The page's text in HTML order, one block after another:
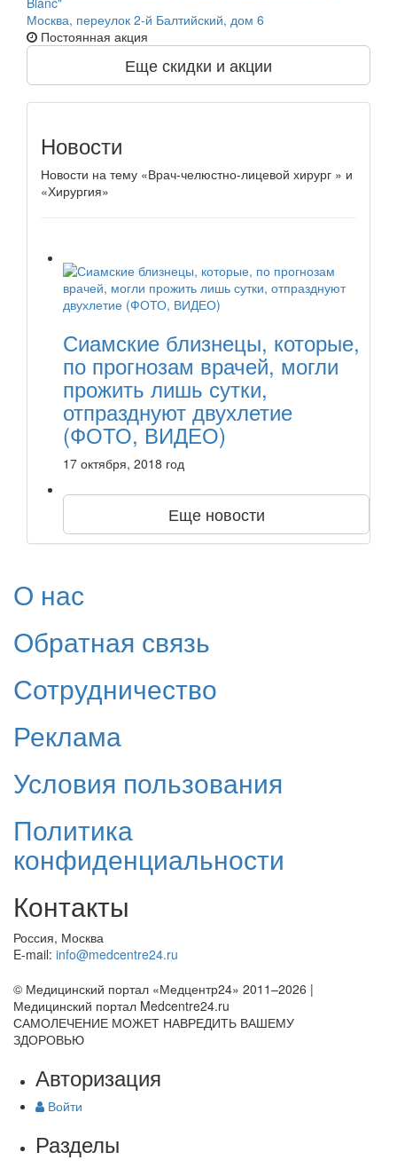
Москва, переулок 2-й Балтийский, дом 6
Постоянная акция
Еще скидки и акции
Новости
Новости на тему «Врач-челюстно-лицевой хирург » и
«Хирургия»
Сиамские близнецы, которые,
по прогнозам врачей, могли
прожить лишь сутки,
отпразднуют двухлетие
(ФОТО, ВИДЕО)
17 октября, 2018 год
Еще новости
О нас
Обратная связь
Сотрудничество
Реклама
Условия пользования
Политика
конфиденциальности
Контакты
Россия, Москва
E-mail: info@medcentre24.ru
© Медицинский портал «Медцентр24» 2011–2026 |
Медицинский портал Medcentre24.ru
САМОЛЕЧЕНИЕ МОЖЕТ НАВРЕДИТЬ ВАШЕМУ
ЗДОРОВЬЮ
Авторизация
Войти
Разделы